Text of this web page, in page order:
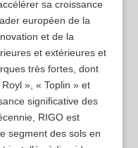
sa croissance
européen de la
et de la
et extérieures et
très fortes, dont
», « Toplin » et
significative des
RIGO est
segment des sols en